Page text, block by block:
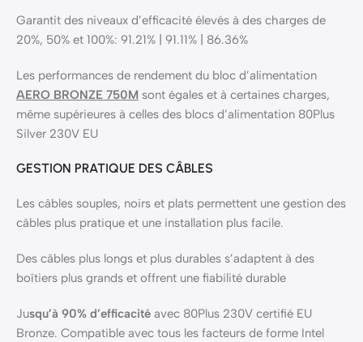
Garantit des niveaux d’efficacité élevés à des charges de
20%, 50% et 100%: 91.21% | 91.11% | 86.36%
Les performances de rendement du bloc d’alimentation
AERO BRONZE 750M sont égales et à certaines charges,
même supérieures à celles des blocs d’alimentation 80Plus
Silver 230V EU
GESTION PRATIQUE DES CÂBLES
Les câbles souples, noirs et plats permettent une gestion des
câbles plus pratique et une installation plus facile.
Des câbles plus longs et plus durables s’adaptent à des
boîtiers plus grands et offrent une fiabilité durable
Jusqu’à 90% d’efficacité avec 80Plus 230V certifié EU
Bronze. Compatible avec tous les facteurs de forme Intel